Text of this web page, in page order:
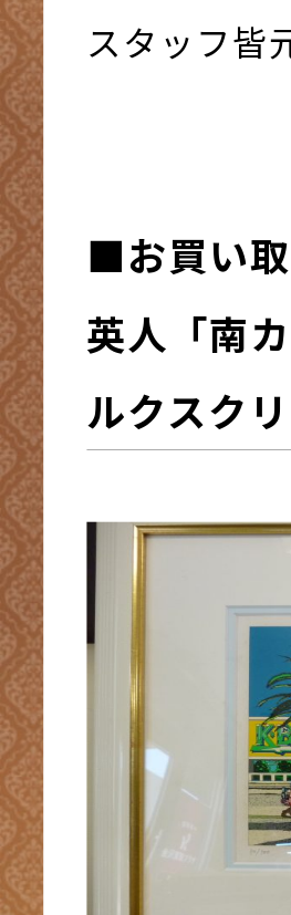
スタッフ皆
■お買い
英人「南
ルクスク